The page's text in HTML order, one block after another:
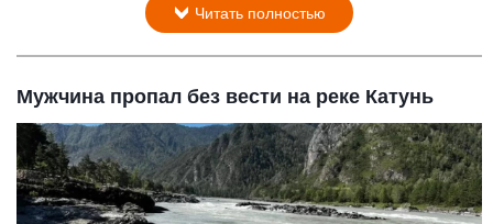
Читать полностью
Мужчина пропал без вести на реке Катунь